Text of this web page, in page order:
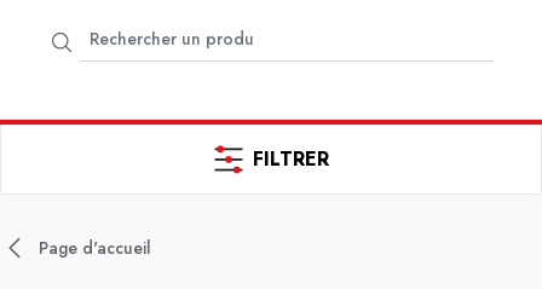
FILTRER
Page d'accueil